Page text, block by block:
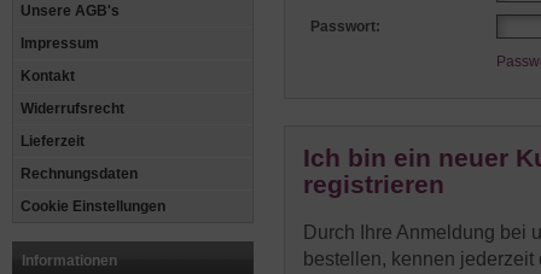
Unsere AGB's
Impressum
Kontakt
Widerrufsrecht
Lieferzeit
Rechnungsdaten
Cookie Einstellungen
Informationen
Passwort:
Ich bin ein neuer
registrieren
Durch Ihre Anmeldung bei
bestellen, kennen